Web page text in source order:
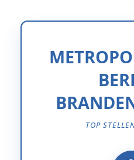
TOP